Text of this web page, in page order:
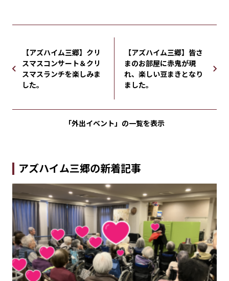
【アズハイム三郷】クリ
スマスコンサート＆クリ
スマスランチを楽しみま
した。
【アズハイム三郷】皆さ
まのお部屋に赤鬼が現
れ、楽しい豆まきとなり
ました。
「外出イベント」の一覧を表示
アズハイム三郷の新着記事